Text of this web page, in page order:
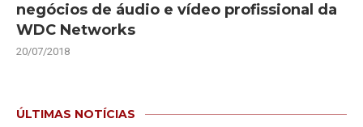
negócios de áudio e vídeo profissional da
WDC Networks
20/07/2018
ÚLTIMAS NOTÍCIAS